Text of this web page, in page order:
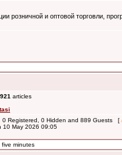
розничной и оптовой торговли,
articles
0 Registered, 0 Hidden and 889 Guests [
10 May 2026 09:05
minutes